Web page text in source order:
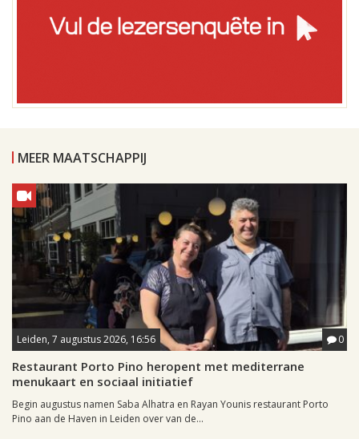
MEER MAATSCHAPPIJ
Leiden, 7 augustus 2026, 16:56 0
Restaurant Porto Pino heropent met mediterrane
menukaart en sociaal initiatief
Begin augustus namen Saba Alhatra en Rayan Younis restaurant Porto
Pino aan de Haven in Leiden over van de...